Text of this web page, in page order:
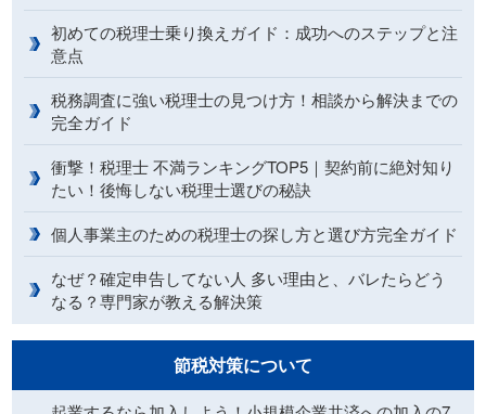
初めての税理士乗り換えガイド：成功へのステップと注
意点
税務調査に強い税理士の見つけ方！相談から解決までの
完全ガイド
衝撃！税理士 不満ランキングTOP5｜契約前に絶対知り
たい！後悔しない税理士選びの秘訣
個人事業主のための税理士の探し方と選び方完全ガイド
なぜ？確定申告してない人 多い理由と、バレたらどう
なる？専門家が教える解決策
節税対策について